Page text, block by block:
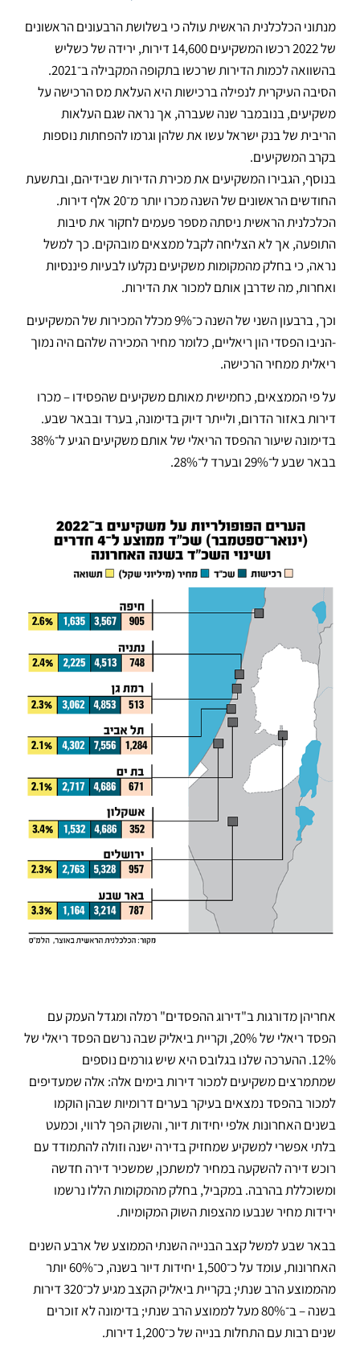
מנתוני הכלכלנית הראשית עולה כי בשלושת הרבעונים הראשונים
של 2022 רכשו המשקיעים 14,600 דירות, ירידה של כשליש
בהשוואה לכמות הדירות שרכשו בתקופה המקבילה ב־2021.
הסיבה העיקרית לנפילה ברכישות היא העלאת מס הרכישה על
משקיעים, בנובמבר שנה שעברה, אך נראה שגם העלאות
הריבית של בנק ישראל עשו את שלהן וגרמו להפחתות נוספות
בקרב המשקיעים.
בנוסף, הגבירו המשקיעים את מכירת הדירות שבידיהם, ובתשעת
החודשים הראשונים של השנה מכרו יותר מ־20 אלף דירות.
הכלכלנית הראשית ניסתה מספר פעמים לחקור את סיבות
התופעה, אך לא הצליחה לקבל ממצאים מובהקים. כך למשל
נראה, כי בחלק מהמקומות משקיעים נקלעו לבעיות פיננסיות
ואחרות, מה שדרבן אותם למכור את הדירות.
וכך, ברבעון השני של השנה כ־9% מכלל המכירות של המשקיעים
-הניבו הפסדי הון ריאליים, כלומר מחיר המכירה שלהם היה נמוך
ריאלית ממחיר הרכישה.
על פי הממצאים, כחמישית מאותם משקיעים שהפסידו – מכרו
דירות באזור הדרום, ולייתר דיוק בדימונה, בערד ובבאר שבע.
בדימונה שיעור ההפסד הריאלי של אותם משקיעים הגיע ל־38%
בבאר שבע ל־29% ובערד ל־28%.
אחריהן מדורגות ב"דירוג ההפסדים" רמלה ומגדל העמק עם
הפסד ריאלי של 20%, וקריית ביאליק שבה נרשם הפסד ריאלי של
12%. ההערכה שלנו בגלובס היא שיש גורמים נוספים
שמתמרצים משקיעים למכור דירות בימים אלה: אלה שמעדיפים
למכור בהפסד נמצאים בעיקר בערים דרומיות שבהן הוקמו
בשנים האחרונות אלפי יחידות דיור, והשוק הפך לרווי, וכמעט
בלתי אפשרי למשקיע שמחזיק בדירה ישנה וזולה להתמודד עם
רוכש דירה להשקעה במחיר למשתכן, שמשכיר דירה חדשה
ומשוכללת בהרבה. במקביל, בחלק מהמקומות הללו נרשמו
ירידות מחיר שנבעו מהצפות השוק המקומיות.
בבאר שבע למשל קצב הבנייה השנתי הממוצע של ארבע השנים
האחרונות, עומד על כ־1,500 יחידות דיור בשנה, כ־60% יותר
מהממוצע הרב שנתי; בקריית ביאליק הקצב מגיע לכ־320 דירות
בשנה – ב־80% מעל לממוצע הרב שנתי; בדימונה לא זוכרים
שנים רבות עם התחלות בנייה של כ־1,200 דירות.